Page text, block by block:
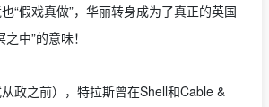
“假戏真做”，华丽转身成为了真正的英国
中”的意味！
政之前），特拉斯曾在Shell和Cable &